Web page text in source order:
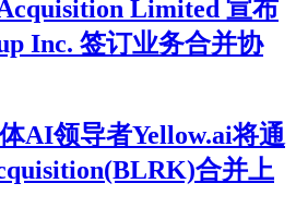
Limited 宣布
Inc. 签订业务合并协
AI领导者Yellow.ai将通
合并上